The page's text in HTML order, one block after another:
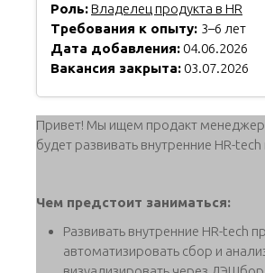
Роль:Владелец продукта в HR
Требования к опыту: 3–6 лет
Дата добавления: 04.06.2026
Вакансия закрыта: 03.07.2026
Привет! Мы ищем продакт
будет развивать внутренние HR-
Чем предстоит заниматься:
Развивать внутренние HR-tech
автоматизировать сбор и